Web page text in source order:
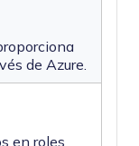
de Azure.
en roles